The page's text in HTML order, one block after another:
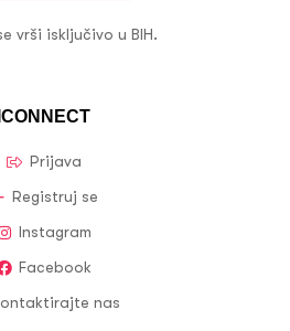
ICONNECT
Prijava
Registruj se
Instagram
Facebook
nas
vrši isključivo u BIH.